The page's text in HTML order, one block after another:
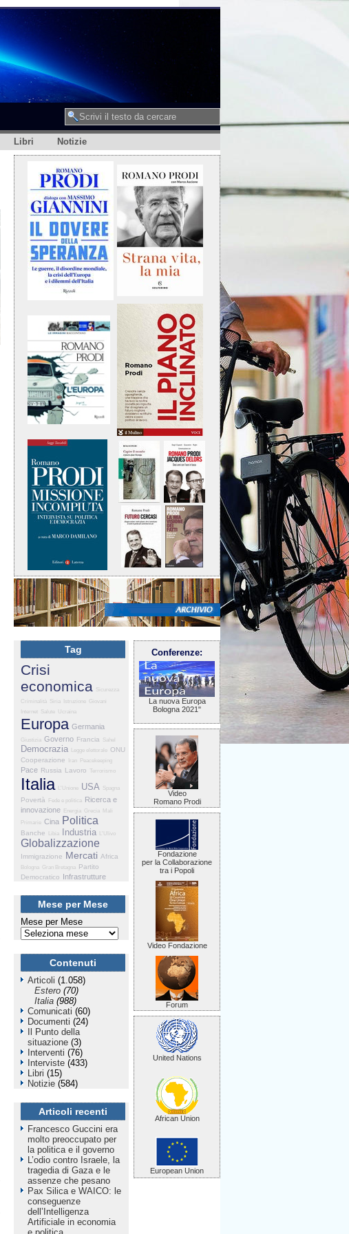
Libri Notizie
Tag
Crisi
economica Sicurezza
Criminalità Siria Istruzione
Giovani
Internet Salute Ucraina
Europa Germania
Giustizia Governo Francia Sahel
Democrazia Legge elettorale ONU
Cooperazione
Iran Peacekeeping
Pace Russia Lavoro Terrorismo
Italia L'Unione USA Spagna
Povertà Fede e politica Ricerca e
innovazione
Energia Grecia
Mali
Primarie Cina Politica
Banche Libia Industria L'Ulivo
Globalizzazione
Immigrazione Mercati Africa
Bologna Gran Bretagna Partito
Democratico Infrastrutture
Mese per Mese
Mese per Mese
Contenuti
Articoli (1.058)
Estero (70)
Italia (988)
Comunicati (60)
Documenti (24)
Il Punto della
situazione (3)
Interventi (76)
Interviste (433)
Libri (15)
Notizie (584)
Articoli recenti
Francesco Guccini era
molto preoccupato per
la politica e il governo
L’odio contro Israele, la
tragedia di Gaza e le
assenze che pesano
Pax Silica e WAICO: le
conseguenze
dell’Intelligenza
Artificiale in economia
Conferenze:
La nuova Europa
Bologna 2021"
Video
Romano Prodi
Fondazione
per la Collaborazione
tra i Popoli
Video Fondazione
Forum
United Nations
African Union
European Union